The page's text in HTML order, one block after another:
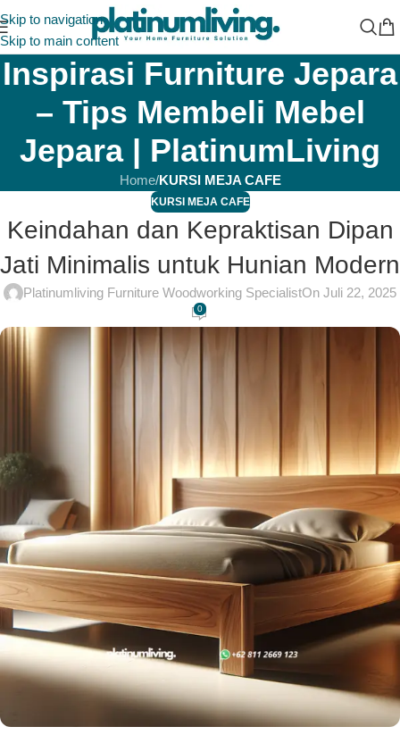
Skip to navigation
Skip to main content
Inspirasi Furniture Jepara
– Tips Membeli Mebel
Jepara | PlatinumLiving
Home/KURSI MEJA CAFE
KURSI MEJA CAFE
Keindahan dan Kepraktisan Dipan
Jati Minimalis untuk Hunian Modern
Platinumliving Furniture Woodworking SpecialistOn Juli 22, 2025
0